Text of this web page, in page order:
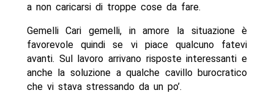
a non caricarsi di troppe cose da fare.
Gemelli Cari gemelli, in amore la situazione è
favorevole quindi se vi piace qualcuno fatevi
avanti. Sul lavoro arrivano risposte interessanti e
anche la soluzione a qualche cavillo burocratico
che vi stava stressando da un po’.